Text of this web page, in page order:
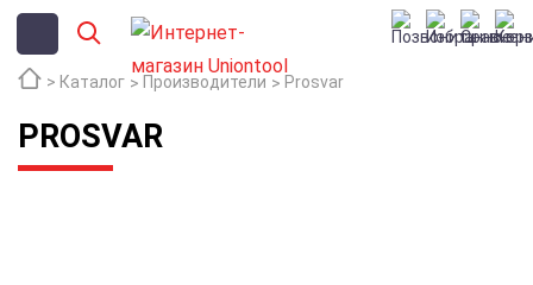
Каталог Производители Prosvar
PROSVAR